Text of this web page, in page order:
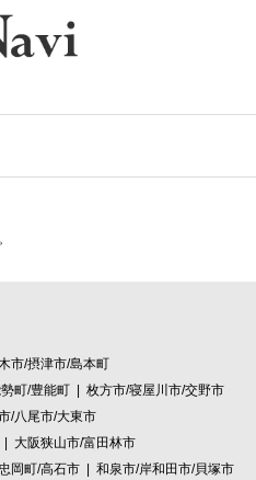
市/摂津市/島本町
町/豊能町
枚方市/寝屋川市/交野市
/八尾市/大東市
大阪狭山市/富田林市
岡町/高石市
和泉市/岸和田市/貝塚市